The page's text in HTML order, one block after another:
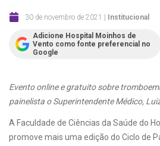
30 de novembro de 2021 | Institucional
Adicione Hospital Moinhos de
Vento como fonte preferencial no
Google
Evento online e gratuito sobre
painelista o Superintendente Médico,
A Faculdade de Ciências da Saúde do
promove mais uma edição do Ciclo de